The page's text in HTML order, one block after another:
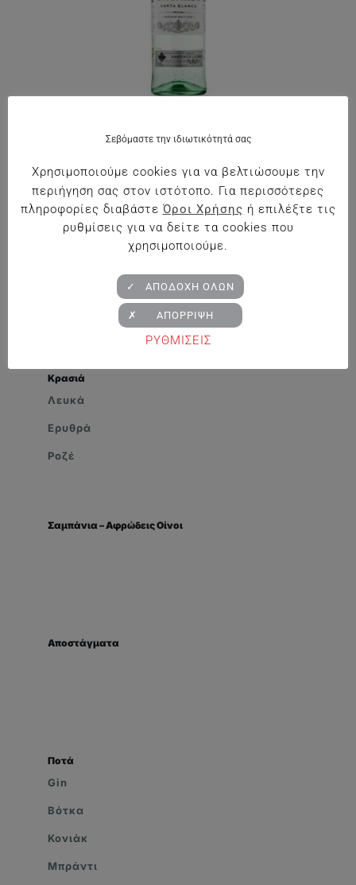
Bacardi Rum Carta Bianca
Προσθήκη στο Καλάθι
Κρασιά
Λευκά
Ερυθρά
Ροζέ
Σαμπάνια – Αφρώδεις Οίνοι
Αποστάγματα
Ποτά
Gin
Βότκα
Κονιάκ
Μπράντι
Σεβόμαστε την ιδιωτικότητά σας
Χρησιμοποιούμε cookies για να βελτιώσουμε την
περιήγηση σας στον ιστότοπο. Για περισσότερες
πληροφορίες διαβάστε Όροι Χρήσης ή επιλέξτε τις
ρυθμίσεις για να δείτε τα cookies που
χρησιμοποιούμε.
ΡΥΘΜΙΣΕΙΣ
✓ ΑΠΟΔΟΧΗ ΟΛΩΝ
✗ ΑΠΟΡΡΙΨΗ